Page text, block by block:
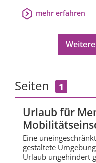
mehr erfahren
Seiten 1
Urlaub für
Eine
gestaltete
Urlaub ungehindert